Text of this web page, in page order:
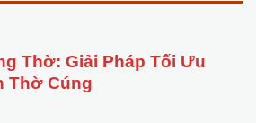
Thờ: Giải Pháp Tối Ưu
Thờ Cúng